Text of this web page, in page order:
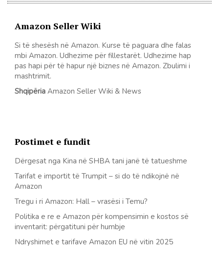
Amazon Seller Wiki
Si të shesësh në Amazon. Kurse të paguara dhe falas
mbi Amazon. Udhezime për fillestarët. Udhezime hap
pas hapi për të hapur një biznes në Amazon. Zbulimi i
mashtrimit.
Shqipëria Amazon Seller Wiki & News
Postimet e fundit
Dërgesat nga Kina në SHBA tani janë të tatueshme
Tarifat e importit të Trumpit – si do të ndikojnë në
Amazon
Tregu i ri Amazon: Hall – vrasësi i Temu?
Politika e re e Amazon për kompensimin e kostos së
inventarit: përgatituni për humbje
Ndryshimet e tarifave Amazon EU në vitin 2025